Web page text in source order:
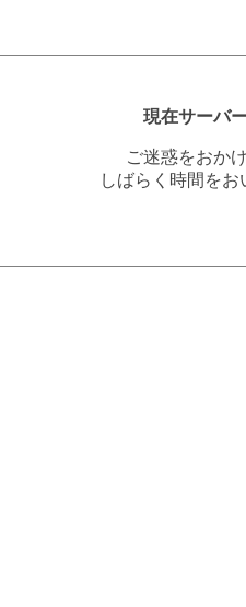
現在サーバ
ご迷惑をおか
しばらく時間を